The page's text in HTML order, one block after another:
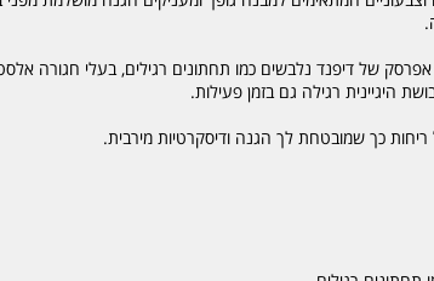
של דיפנד נלבשים כמו תחתונים רגילים, בעלי חגורה
ריחות כך שמובטחת לך הגנה ודיסקרטיות מירבית.